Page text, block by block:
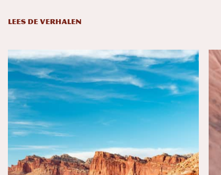
LEES DE VERHALEN